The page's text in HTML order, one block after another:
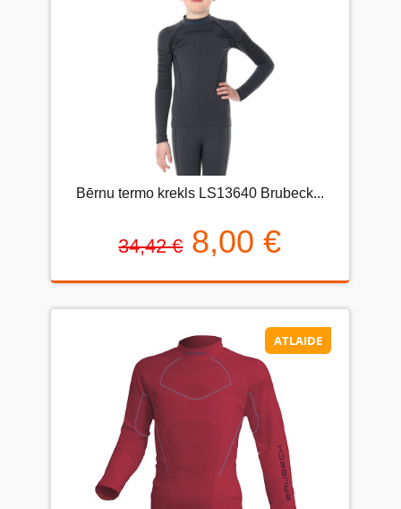
Bērnu termo krekls LS13640 Brubeck...
34,42 € 8,00 €
ATLAIDE